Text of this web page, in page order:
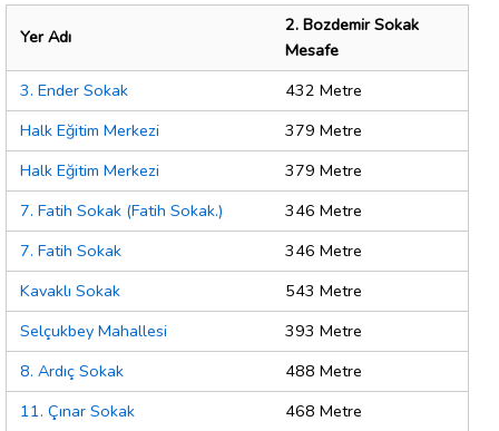
Yer Adı
2. Bozdemir Sokak
Mesafe
3. Ender Sokak
432 Metre
Halk Eğitim Merkezi
379 Metre
Halk Eğitim Merkezi
379 Metre
7. Fatih Sokak (Fatih Sokak.)
346 Metre
7. Fatih Sokak
346 Metre
Kavaklı Sokak
543 Metre
Selçukbey Mahallesi
393 Metre
8. Ardıç Sokak
488 Metre
11. Çınar Sokak
468 Metre